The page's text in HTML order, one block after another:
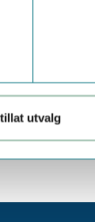
tillat utvalg